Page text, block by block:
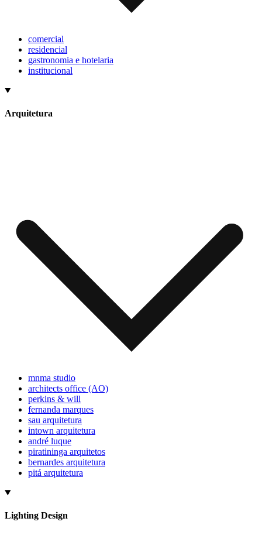
comercial
residencial
gastronomia e hotelaria
institucional
Arquitetura
mnma studio
architects office (AO)
perkins & will
fernanda marques
sau arquitetura
intown arquitetura
andré luque
piratininga arquitetos
bernardes arquitetura
pitá arquitetura
Lighting Design